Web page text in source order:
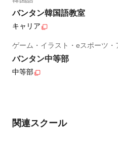
バンタン韓国語教室
キャリア
ゲーム・イラスト・eスポーツ・
バンタン中等部
中等部
関連スクール